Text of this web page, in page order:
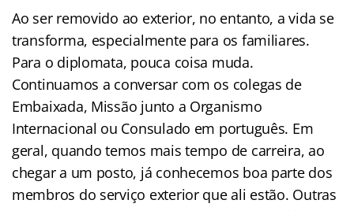
Ao ser removido ao exterior, no entanto, a vida se
transforma, especialmente para os familiares.
Para o diplomata, pouca coisa muda.
Continuamos a conversar com os colegas de
Embaixada, Missão junto a Organismo
Internacional ou Consulado em português. Em
geral, quando temos mais tempo de carreira, ao
chegar a um posto, já conhecemos boa parte dos
membros do serviço exterior que ali estão. Outras